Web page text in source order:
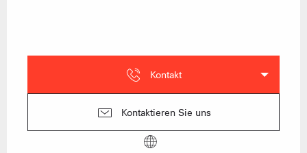
Kontakt
Kontaktieren Sie uns